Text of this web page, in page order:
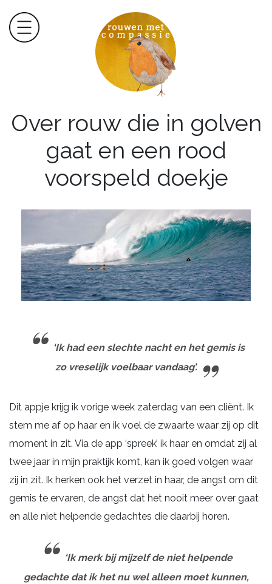
Over rouw die in golven
gaat en een rood
voorspeld doekje
‘Ik had een slechte nacht en het gemis is
zo vreselijk voelbaar vandaag’.
Dit appje krijg ik vorige week zaterdag van een cliënt. Ik
stem me af op haar en ik voel de zwaarte waar zij op dit
moment in zit. Via de app ‘spreek’ ik haar en omdat zij al
twee jaar in mijn praktijk komt, kan ik goed volgen waar
zij in zit. Ik herken ook het verzet in haar, de angst om dit
gemis te ervaren, de angst dat het nooit meer over gaat
en alle niet helpende gedachtes die daarbij horen.
‘Ik merk bij mijzelf de niet helpende
gedachte dat ik het nu wel alleen moet kunnen,